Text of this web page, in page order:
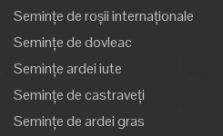
Semințe de roșii internaționale
Semințe de dovleac
Semințe ardei iute
Semințe de castraveți
Semințe de ardei gras